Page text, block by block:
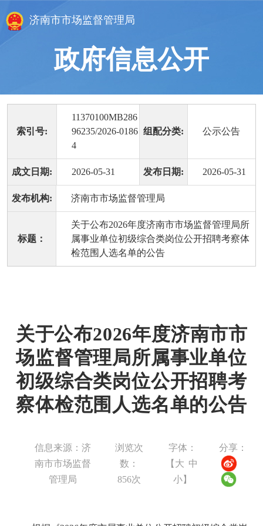
济南市市场监督管理局
政府信息公开
索引号:
11370100MB286
96235/2026-0186
4
组配分类: 公示公告
成文日期: 2026-05-31 发布日期: 2026-05-31
发布机构: 济南市市场监督管理局
标题：
关于公布2026年度济南市市场监督管理局所
属事业单位初级综合类岗位公开招聘考察体
检范围人选名单的公告
关于公布2026年度济南市市
场监督管理局所属事业单位
初级综合类岗位公开招聘考
察体检范围人选名单的公告
信息来源：济
南市市场监督
管理局
浏览次
数：
856次
字体：
【 大 中
小】
分享：